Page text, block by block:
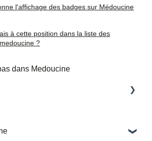
l'affichage des badges sur Médoucine
à cette position dans la liste des
?
dans Medoucine
et adresses de consultation